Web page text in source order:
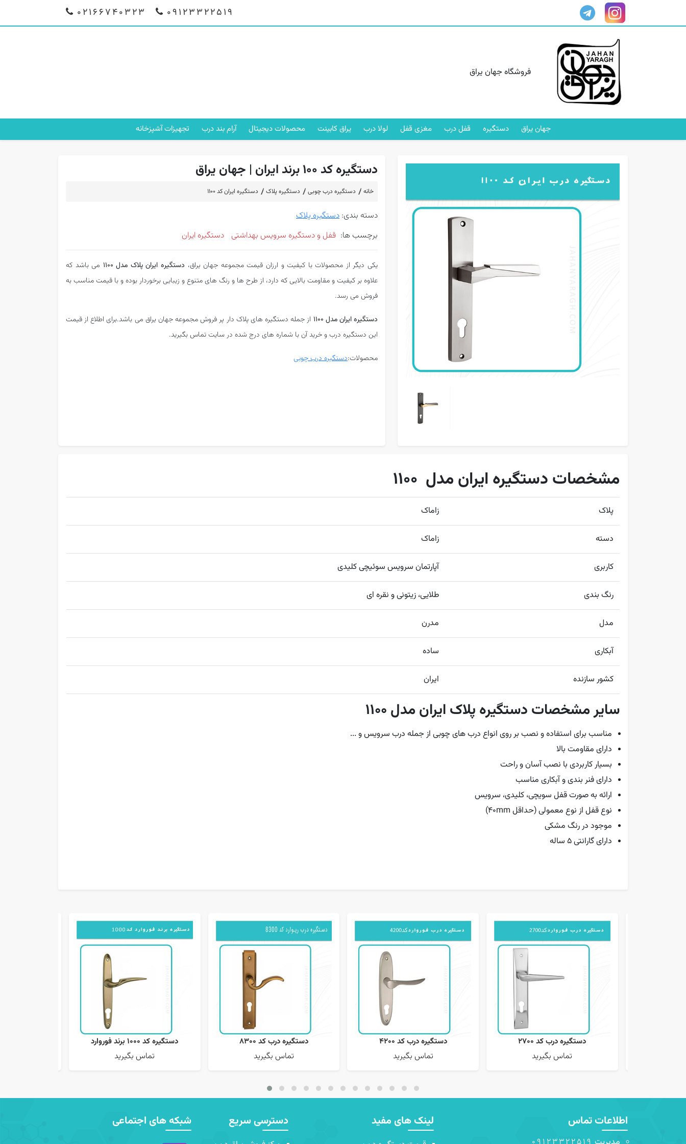
09123322519
02166740323
فروشگاه جهان یراق
جهان یراق دستگیره قفل درب مغزی قفل لولا درب یراق کابینت محصولات دیجیتال آرام بند درب تجهیزات آشپزخانه
دستگیره کد 100 برند ایران | جهان یراق
خانه دستگیره درب چوبی دستگیره پلاک دستگیره ایران کد 1100
دسته بندی: دستگیره پلاک
برچسب ها: قفل و دستگیره سرویس بهداشتی دستگیره ایران
یکی دیگر از محصولات با کیفیت و ارزان قیمت مجموعه جهان یراق، دستگیره ایران پلاک مدل 1100
می باشد که
علاوه بر کیفیت و مقاومت بالایی که دارد، از طرح ها و رنگ های متنوع و زیبایی برخوردار بوده و با قیمت مناسب به
فروش می رسد.
دستگیره ایران مدل 1100
از جمله دستگیره های پلاک دار پر فروش مجموعه جهان یراق می باشد.برای اطلاع از قیمت
این دستگیره درب و خرید آن با شماره های درج شده در سایت تماس بگیرید.
محصولات:دستگیره درب چوبی
مشخصات دستگیره ایران مدل 1100
پلاک زاماک
دسته زاماک
کاربری آپارتمان سرویس سوئیچی کلیدی
رنگ بندی طلایی، زیتونی و نقره ای
مدل مدرن
آبکاری ساده
کشور سازنده ایران
سایر مشخصات دستگیره پلاک ایران مدل 1100
مناسب برای استفاده و نصب بر روی انواع درب های چوبی از جمله درب سرویس و ...
دارای مقاومت بالا
بسیار کاربردی با نصب آسان و راحت
دارای فنر بندی و آبکاری مناسب
ارائه به صورت قفل سویچی، کلیدی، سرویس
نوع قفل از نوع معمولی (حداقل 40mm)
موجود در رنگ مشکی
دارای گارانتی 5 ساله
دستگیره کد 1000 برند فوروارد
تماس بگیرید
دستگیره درب کد 8300
تماس بگیرید
دستگیره درب کد 4200
تماس بگیرید
دستگیره درب کد 2700
تماس بگیرید
اطلاعات تماس لینک های مفید دسترسی سریع شبکه های اجتماعی